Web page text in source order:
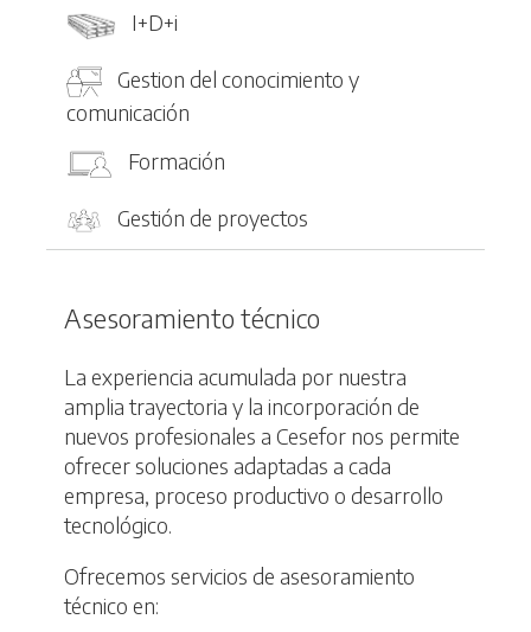
I+D+i
Gestion del conocimiento y
comunicación
Formación
Gestión de proyectos
Asesoramiento técnico
La experiencia acumulada por nuestra
amplia trayectoria y la incorporación de
nuevos profesionales a Cesefor nos permite
ofrecer soluciones adaptadas a cada
empresa, proceso productivo o desarrollo
tecnológico.
Ofrecemos servicios de asesoramiento
técnico en: